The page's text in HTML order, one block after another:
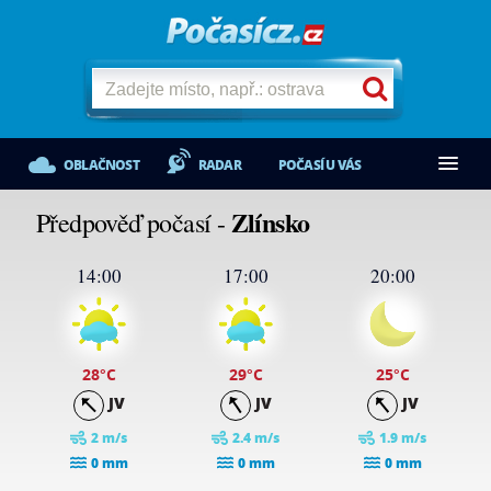
OBLAČNOST RADAR POČASÍ U VÁS
Předpověď počasí -Zlínsko
14:00
28°C
JV
2 m/s
0 mm
17:00
29°C
JV
2.4 m/s
0 mm
20:00
25°C
JV
1.9 m/s
0 mm